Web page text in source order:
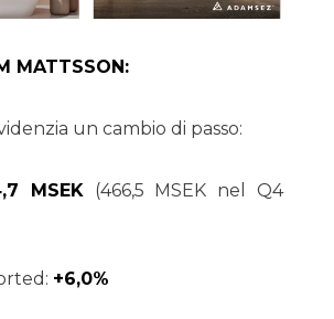
MATTSSON:
un cambio di passo:
MSEK (466,5 MSEK nel Q4
+6,0%